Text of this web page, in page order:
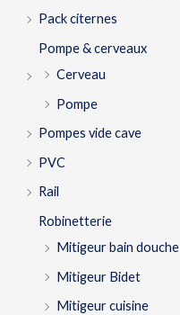
Pack citernes
Pompe & cerveaux
Cerveau
Pompe
Pompes vide cave
PVC
Rail
Robinetterie
Mitigeur bain douche
Mitigeur Bidet
Mitigeur cuisine